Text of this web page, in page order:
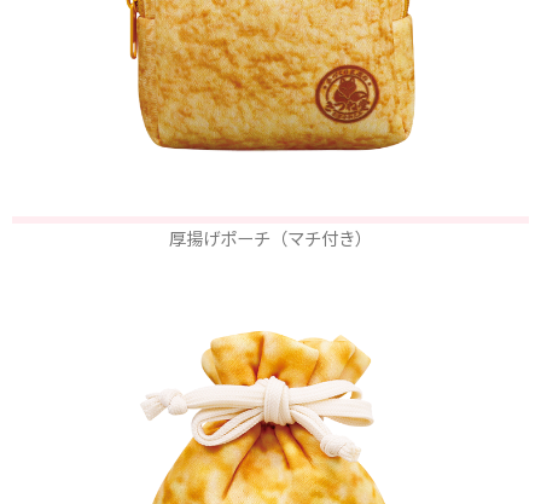
厚揚げポーチ（マチ付き）